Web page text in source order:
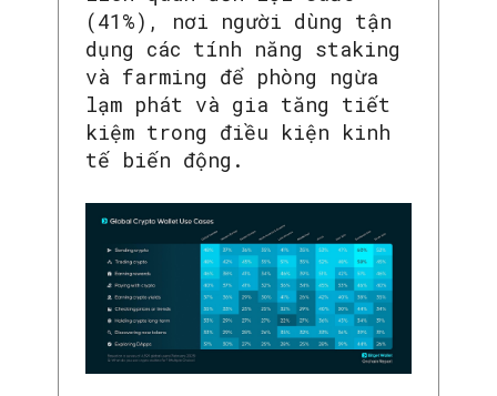
(41%), nơi người dùng tận
dụng các tính năng staking
và farming để phòng ngừa
lạm phát và gia tăng tiết
kiệm trong điều kiện kinh
tế biến động.